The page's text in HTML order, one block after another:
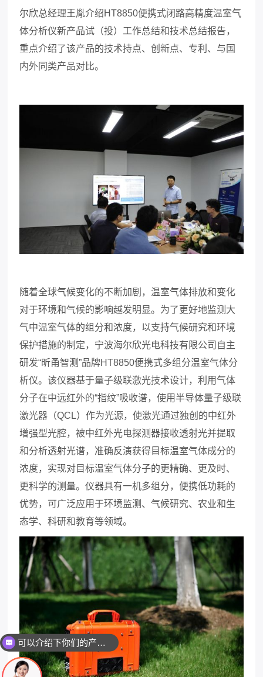
尔欣总经理王胤介绍HT8850便携式闭路高精度温室气
体分析仪新产品试（投）工作总结和技术总结报告，
重点介绍了该产品的技术持点、创新点、专利、与国
内外同类产品对比。
随着全球气候变化的不断加剧，温室气体排放和变化
对于环境和气候的影响越发明显。为了更好地监测大
气中温室气体的组分和浓度，以支持气候研究和环境
保护措施的制定，宁波海尔欣光电科技有限公司自主
研发“昕甬智测”品牌HT8850便携式多组分温室气体分
析仪。该仪器基于量子级联激光技术设计，利用气体
分子在中远红外的“指纹”吸收谱，使用半导体量子级联
激光器（QCL）作为光源，使激光通过独创的中红外
增强型光腔，被中红外光电探测器接收透射光并提取
和分析透射光谱，准确反演获得目标温室气体成分的
浓度，实现对目标温室气体分子的更精确、更及时、
更科学的测量。仪器具有一机多组分，便携低功耗的
优势，可广泛应用于环境监测、气候研究、农业和生
态学、科研和教育等领域。
可以介绍下你们的产品么